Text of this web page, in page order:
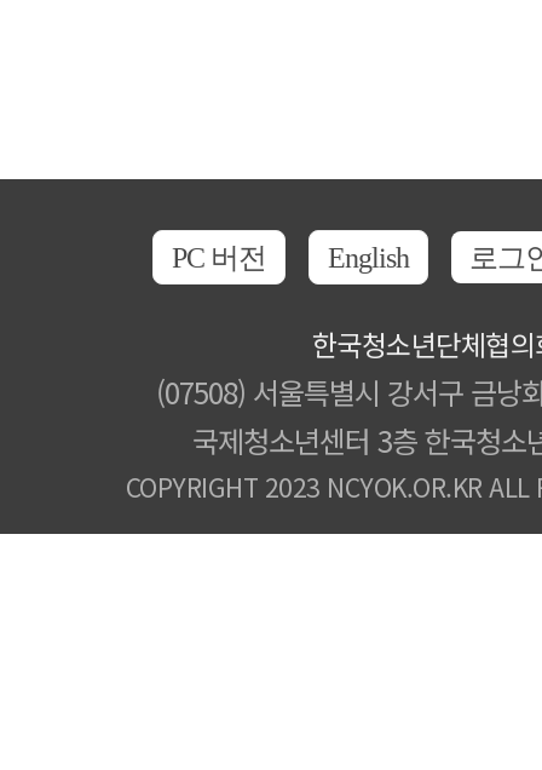
PC 버전 English 로그
한국청소년단체협
(07508) 서울특별시 강서구 금낭
국제청소년센터 3층 한국청소
COPYRIGHT 2023 NCYOK.OR.KR ALL